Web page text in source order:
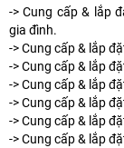
-> Cung cấp & lắp
gia đình.
-> Cung cấp & lắp
-> Cung cấp & lắp
-> Cung cấp & lắp
-> Cung cấp & lắp
-> Cung cấp & lắp
-> Cung cấp & lắp